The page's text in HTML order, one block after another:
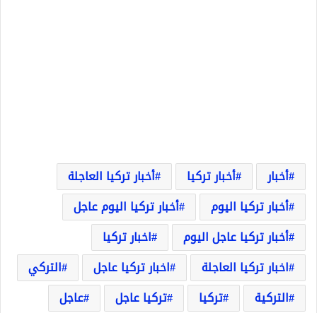
أخبار أخبار تركيا
أخبار تركيا العاجلة
أخبار تركيا اليوم
أخبار تركيا اليوم عاجل
أخبار تركيا عاجل اليوم
اخبار تركيا
اخبار تركيا العاجلة
اخبار تركيا عاجل
التركي
التركية
تركيا تركيا عاجل
عاجل